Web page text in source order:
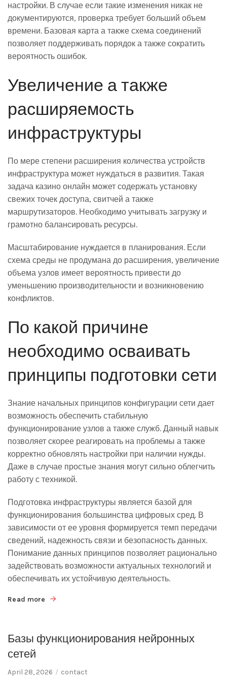
настройки. В случае если такие изменения никак не
документируются, проверка требует больший объем
времени. Базовая карта а также схема соединений
позволяет поддерживать порядок а также сократить
вероятность ошибок.
Увеличение а также
расширяемость
инфраструктуры
По мере степени расширения количества устройств
инфраструктура может нуждаться в развития. Такая
задача казино онлайн может содержать установку
свежих точек доступа, свитчей а также
маршрутизаторов. Необходимо учитывать загрузку и
грамотно балансировать ресурсы.
Масштабирование нуждается в планирования. Если
схема среды не продумана до расширения, увеличение
объема узлов имеет вероятность привести до
уменьшению производительности и возникновению
конфликтов.
По какой причине
необходимо осваивать
принципы подготовки сети
Знание начальных принципов конфигурации сети дает
возможность обеспечить стабильную
функционирование узлов а также служб. Данный навык
позволяет скорее реагировать на проблемы а также
корректно обновлять настройки при наличии нужды.
Даже в случае простые знания могут сильно облегчить
работу с техникой.
Подготовка инфраструктуры является базой для
функционирования большинства цифровых сред. В
зависимости от ее уровня формируется темп передачи
сведений, надежность связи и безопасность данных.
Понимание данных принципов позволяет рационально
задействовать возможности актуальных технологий и
обеспечивать их устойчивую деятельность.
Read more
Базы функционирования нейронных
сетей
April 28, 2026 contact